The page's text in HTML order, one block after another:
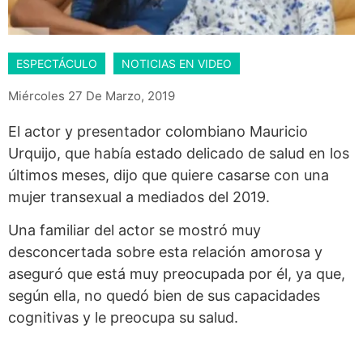
ESPECTÁCULO NOTICIAS EN VIDEO
Miércoles 27 De Marzo, 2019
El actor y presentador colombiano Mauricio
Urquijo, que había estado delicado de salud en los
últimos meses, dijo que quiere casarse con una
mujer transexual a mediados del 2019.
Una familiar del actor se mostró muy
desconcertada sobre esta relación amorosa y
aseguró que está muy preocupada por él, ya que,
según ella, no quedó bien de sus capacidades
cognitivas y le preocupa su salud.